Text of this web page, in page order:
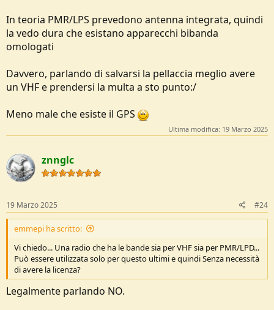
In teoria PMR/LPS prevedono antenna integrata, quindi
la vedo dura che esistano apparecchi bibanda
omologati
Davvero, parlando di salvarsi la pellaccia meglio avere
un VHF e prendersi la multa a sto punto:/
Meno male che esiste il GPS
Ultima modifica: 19 Marzo 2025
znnglc
19 Marzo 2025 #24
emmepi ha scritto:
Vi chiedo... Una radio che ha le bande sia per VHF sia per PMR/LPD...
Può essere utilizzata solo per questo ultimi e quindi Senza necessità
di avere la licenza?
Legalmente parlando NO.